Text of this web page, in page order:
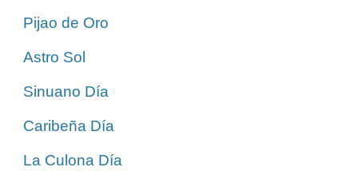
Pijao de Oro
Astro Sol
Sinuano Día
Caribeña Día
La Culona Día